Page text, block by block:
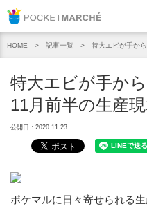
HOME 記事一覧 特大エビが手か
特大エビが手か
11月前半の生産
公開日：2020.11.23.
ポケマルに日々寄せられる